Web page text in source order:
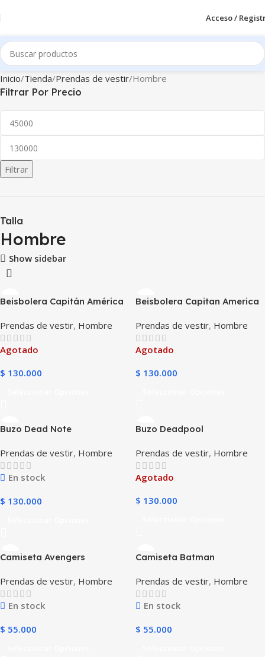
Acceso /
Inicio Tienda Prendas de vestir Hombre
Filtrar Por Precio
Filtrar
Talla
Hombre
Show sidebar
Beisbolera Capitán América
Prendas de vestir, Hombre
Agotado
$ 130.000
Beisbolera Capitan America
Prendas de vestir, Hombre
Agotado
$ 130.000
Buzo Dead Note
Prendas de vestir, Hombre
En stock
$ 130.000
Buzo Deadpool
Prendas de vestir, Hombre
Agotado
$ 130.000
Camiseta Avengers
Prendas de vestir, Hombre
En stock
$ 55.000
Camiseta Batman
Prendas de vestir, Hombre
En stock
$ 55.000